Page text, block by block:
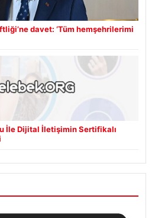
davet: ‘Tüm hemşehrilerimi
İle Dijital İletişimin Sertifikalı